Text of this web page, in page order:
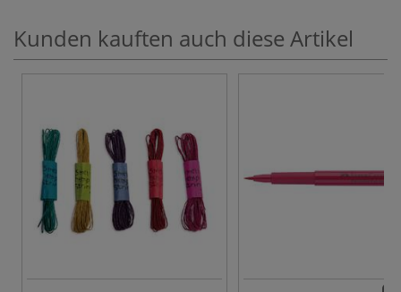
Kunden kauften auch diese Artikel